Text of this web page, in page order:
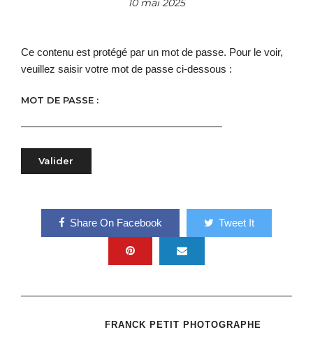
10 mai 2025
Ce contenu est protégé par un mot de passe. Pour le voir,
veuillez saisir votre mot de passe ci-dessous :
MOT DE PASSE :
Share On Facebook Tweet It
FRANCK PETIT PHOTOGRAPHE